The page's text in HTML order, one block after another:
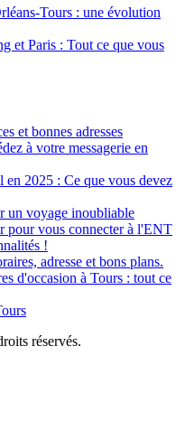
Tours : une évolution
et Paris : Tout ce que vous
et bonnes adresses
à votre messagerie en
en 2025 : Ce que vous devez
un voyage inoubliable
pour vous connecter à l'ENT
!
adresse et bons plans.
d'occasion à Tours : tout ce
réservés.